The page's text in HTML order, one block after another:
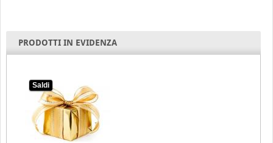
PRODOTTI IN EVIDENZA
Saldi